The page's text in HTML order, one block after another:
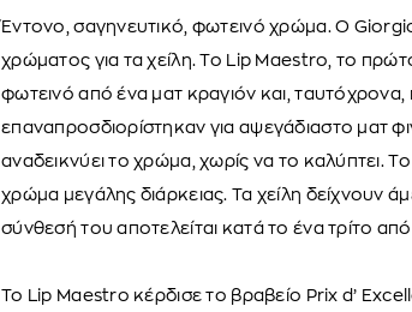
SOLEIL BLANC PARFUM EAU DE TOILETTE | 50ml
365,00 OFFER
Έντονο, σαγηνευτικό, φωτεινό χρώμα. Ο
χρώματος για τα χείλη. Το Lip Maestro, το
φωτεινό από ένα ματ κραγιόν και, ταυτόχρονα,
επαναπροσδιορίστηκαν για αψεγάδιαστο ματ
αναδεικνύει το χρώμα, χωρίς να το καλύπτει.
χρώμα μεγάλης διάρκειας. Τα χείλη δείχνουν
σύνθεσή του αποτελείται κατά το ένα τρίτο
Το Lip Maestro κέρδισε το βραβείο Prix d’